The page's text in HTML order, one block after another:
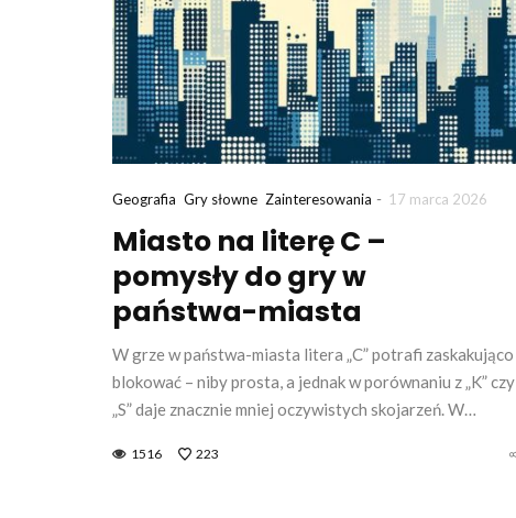
Geografia Gry słowne Zainteresowania - 17 marca 2026
Miasto na literę C –
pomysły do gry w
państwa-miasta
W grze w państwa-miasta litera „C” potrafi zaskakująco
blokować – niby prosta, a jednak w porównaniu z „K” czy
„S” daje znacznie mniej oczywistych skojarzeń. W…
1516 223